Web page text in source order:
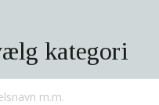
kategori